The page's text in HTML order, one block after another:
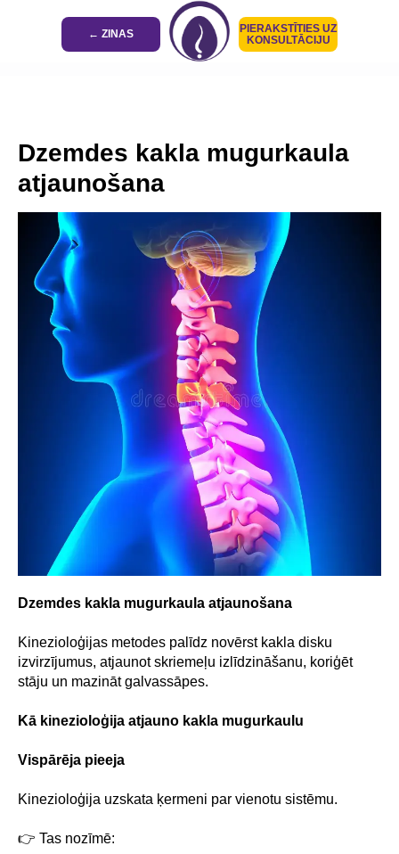
← ZINAS
PIERAKSTĪTIES UZ
KONSULTĀCIJU
Dzemdes kakla mugurkaula
atjaunošana
Dzemdes kakla mugurkaula atjaunošana
Kinezioloģijas metodes palīdz novērst kakla disku
izvirzījumus, atjaunot skriemeļu izlīdzināšanu, koriģēt
stāju un mazināt galvassāpes.
Kā kinezioloģija atjauno kakla mugurkaulu
Vispārēja pieeja
Kinezioloģija uzskata ķermeni par vienotu sistēmu.
👉 Tas nozīmē: